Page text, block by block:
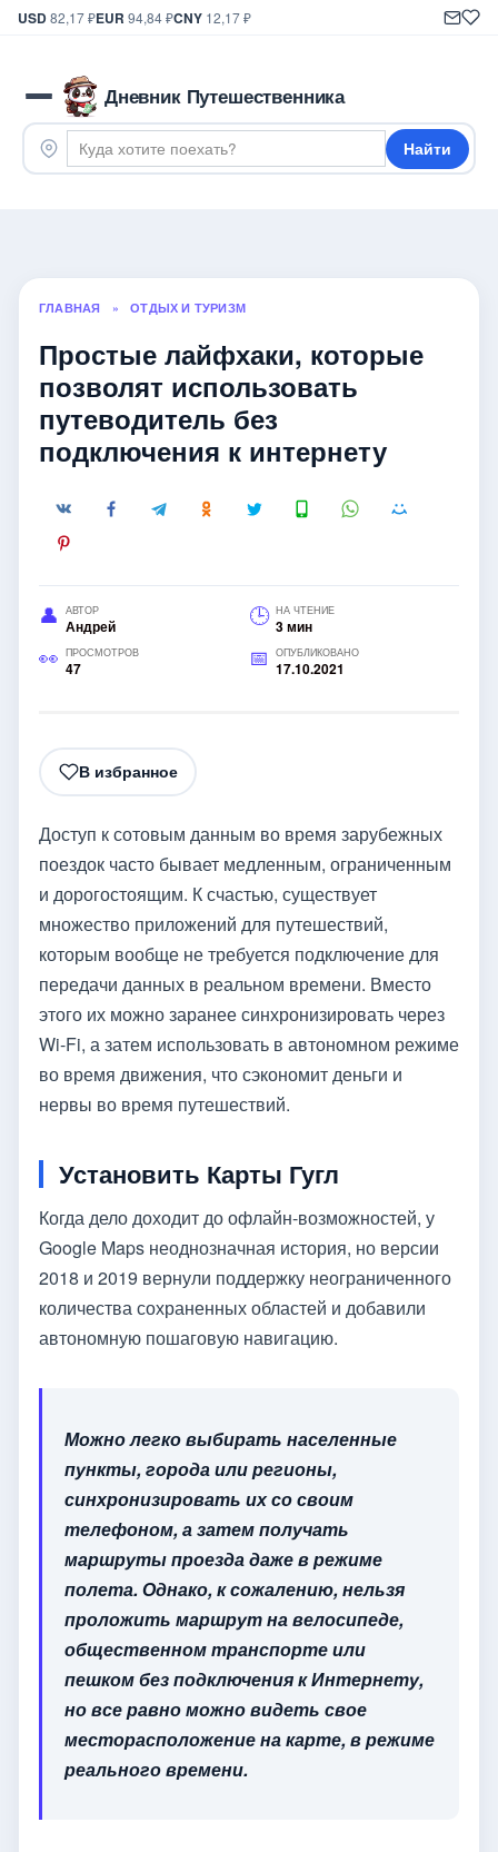
USD82,17 ₽EUR 94,84 ₽CNY 12,17 ₽
Дневник Путешественника
Найти
ГЛАВНАЯ » ОТДЫХ И ТУРИЗМ
Простые лайфхаки, которые
позволят использовать
путеводитель без
подключения к интернету
АВТОР
Андрей
НА ЧТЕНИЕ
3 мин
ПРОСМОТРОВ
47
ОПУБЛИКОВАНО
17.10.2021
В избранное
Доступ к сотовым данным во время зарубежных
поездок часто бывает медленным, ограниченным
и дорогостоящим. К счастью, существует
множество приложений для путешествий,
которым вообще не требуется подключение для
передачи данных в реальном времени. Вместо
этого их можно заранее синхронизировать через
Wi-Fi, а затем использовать в автономном режиме
во время движения, что сэкономит деньги и
нервы во время путешествий.
Установить Карты Гугл
Когда дело доходит до офлайн-возможностей, у
Google Maps неоднозначная история, но версии
2018 и 2019 вернули поддержку неограниченного
количества сохраненных областей и добавили
автономную пошаговую навигацию.
Можно легко выбирать населенные
пункты, города или регионы,
синхронизировать их со своим
телефоном, а затем получать
маршруты проезда даже в режиме
полета. Однако, к сожалению, нельзя
проложить маршрут на велосипеде,
общественном транспорте или
пешком без подключения к Интернету,
но все равно можно видеть свое
месторасположение на карте, в режиме
реального времени.